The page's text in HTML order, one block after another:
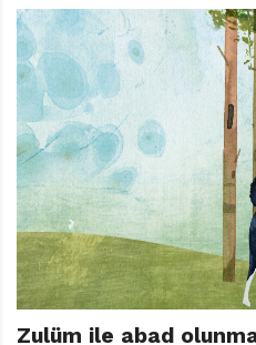
Zulüm ile abad